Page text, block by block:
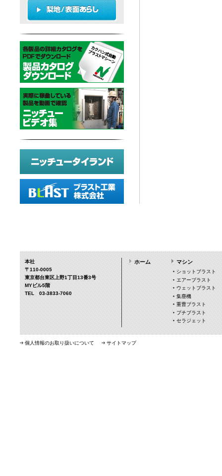
本社
〒110-0005
東京都台東区上野1丁目13番3号
MYビル5階
TEL 03-3833-7060
ホーム マシン
ショットブラスト
エアーブラスト
ウェットブラスト
集塵機
重曹ブラスト
プチブラスト
セラジェット
個人情報のお取り扱いについて サイトマップ